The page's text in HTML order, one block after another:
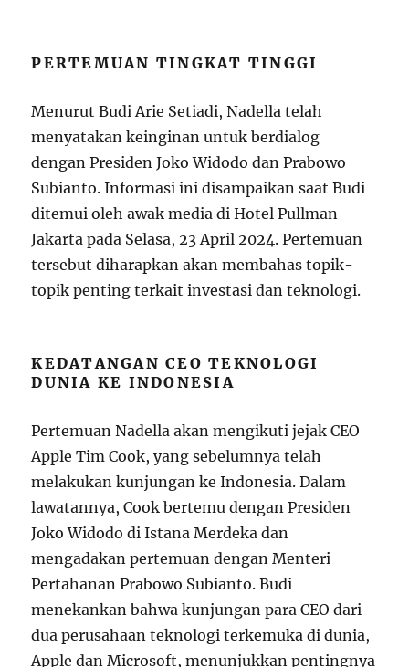
PERTEMUAN TINGKAT TINGGI
Menurut Budi Arie Setiadi, Nadella telah
menyatakan keinginan untuk berdialog
dengan Presiden Joko Widodo dan Prabowo
Subianto. Informasi ini disampaikan saat Budi
ditemui oleh awak media di Hotel Pullman
Jakarta pada Selasa, 23 April 2024. Pertemuan
tersebut diharapkan akan membahas topik-
topik penting terkait investasi dan teknologi.
KEDATANGAN CEO TEKNOLOGI
DUNIA KE INDONESIA
Pertemuan Nadella akan mengikuti jejak CEO
Apple Tim Cook, yang sebelumnya telah
melakukan kunjungan ke Indonesia. Dalam
lawatannya, Cook bertemu dengan Presiden
Joko Widodo di Istana Merdeka dan
mengadakan pertemuan dengan Menteri
Pertahanan Prabowo Subianto. Budi
menekankan bahwa kunjungan para CEO dari
dua perusahaan teknologi terkemuka di dunia,
Apple dan Microsoft, menunjukkan pentingnya